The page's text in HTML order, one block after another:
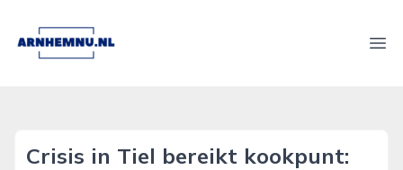
arnhemnu.nl
Crisis in Tiel bereikt kookpunt: